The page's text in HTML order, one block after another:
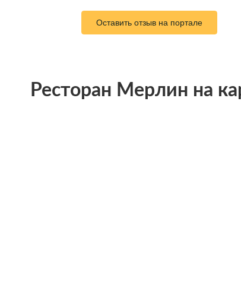
Оставить отзыв на портале
Ресторан Мерлин на